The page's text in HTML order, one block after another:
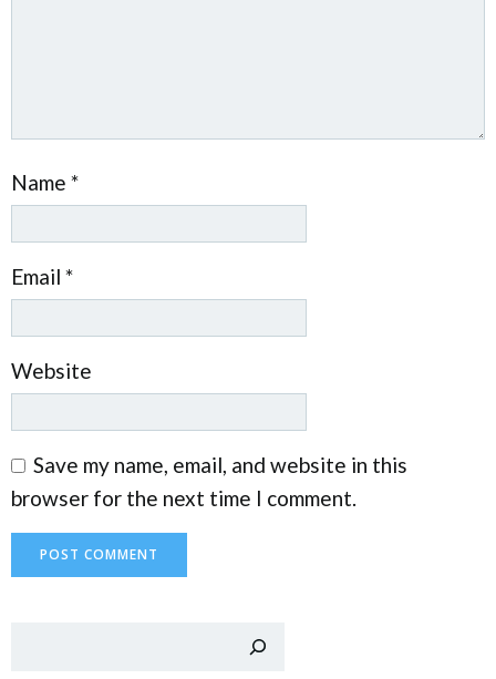
Name *
Email *
Website
Save my name, email, and website in this
browser for the next time I comment.